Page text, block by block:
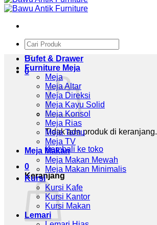
Pencarian
untuk:
0
Tidak ada produk di keranjang.
Kembali ke toko
0
Keranjang
Bufet & Drawer
Furniture Meja
Meja
Meja Altar
Meja Direksi
Meja Kayu Solid
Meja Konsol
Meja Rias
Meja Tamu
Meja TV
Meja Makan
Meja Makan Mewah
Meja Makan Minimalis
Kursi
Kursi Kafe
Kursi Kantor
Kursi Makan
Lemari